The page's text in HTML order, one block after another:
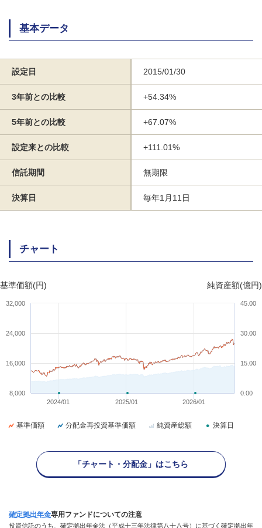
基本データ
設定日 2015/01/30
3年前との比較 +54.34%
5年前との比較 +67.07%
設定来との比較 +111.01%
信託期間 無期限
決算日 毎年1月11日
チャート
基準価額(円) 純資産額(億円)
2024/01 2025/01 2026/01
8,000
16,000
24,000
32,000
0.00
15.00
30.00
45.00
基準価額 分配金再投資基準価額 純資産総額 決算日
「チャート・分配金」はこちら
確定拠出年金専用 ファンドについての注意
投資信託のうち、確定拠出年金法（平成十三年法律第八十八号）に基づく確定拠出年